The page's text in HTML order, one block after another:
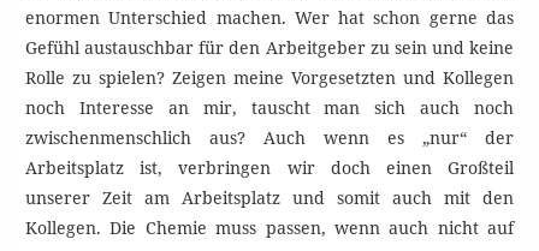
enormen Unterschied machen. Wer hat schon gerne das
Gefühl austauschbar für den Arbeitgeber zu sein und keine
Rolle zu spielen? Zeigen meine Vorgesetzten und Kollegen
noch Interesse an mir, tauscht man sich auch noch
zwischenmenschlich aus? Auch wenn es „nur“ der
Arbeitsplatz ist, verbringen wir doch einen Großteil
unserer Zeit am Arbeitsplatz und somit auch mit den
Kollegen. Die Chemie muss passen, wenn auch nicht auf